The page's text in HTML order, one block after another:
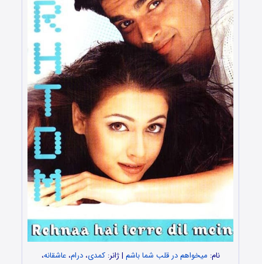
نام: میخواهم در قلب شما باشم | ژانر:کمدی،درام،عاشقانه،